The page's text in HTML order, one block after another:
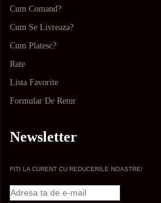
Cum Comand?
Cum Se Livreaza?
Cum Platesc?
Rate
Lista Favorite
Formular De Retur
Newsletter
FITI LA CURENT CU REDUCERILE NOASTRE!